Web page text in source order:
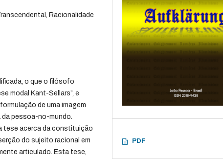
Racionalidade
o que o filósofo
modal Kant-Sellars”, e
de uma imagem
pessoa-no-mundo.
tese acerca da constituição
do sujeito racional em
articulado. Esta tese,
PDF